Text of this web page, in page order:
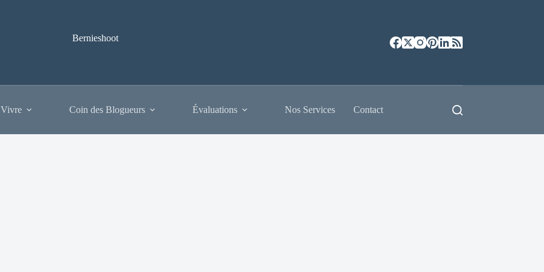
Bernieshoot
Coin des Blogueurs Évaluations Nos Services Contact